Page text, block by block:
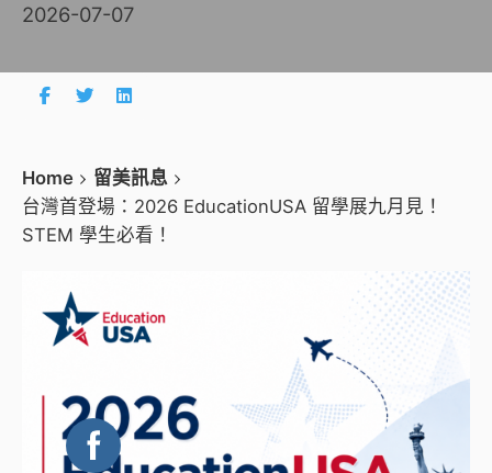
2026-07-07
Home
留美訊息
台灣首登場：2026 EducationUSA 留學展九月見！
STEM 學生必看！